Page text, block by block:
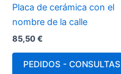
Placa de cerámica con el
nombre de la calle
85,50€
PEDIDOS - CONSULTAS